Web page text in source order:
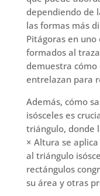
dependiendo de
las formas más
Pitágoras en
formados al
demuestra
entrelazan para
Además, cómo
isósceles es
triángulo, donde
× Altura se
al triángulo
rectángulos
su área y otras